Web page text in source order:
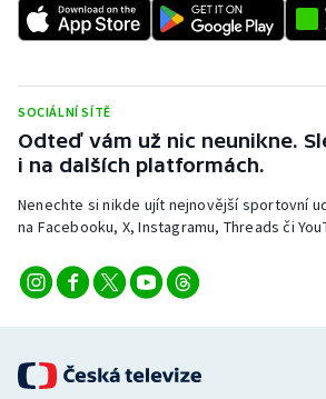
SOCIÁLNÍ SÍTĚ
Odteď vám už nic neunikne.
i na dalších platformách.
Nenechte si nikde ujít nejnovější sportovní
na Facebooku, X, Instagramu, Threads či